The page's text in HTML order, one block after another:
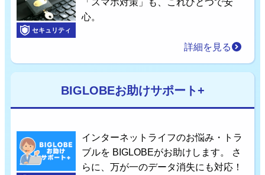
セキュリティ
「スマホ対策」も、これひとつで安
心。
詳細を見る
BIGLOBEお助けサポート+
インターネットライフのお悩み・トラ
ブルを BIGLOBEがお助けします。 さ
らに、万が一のデータ消失にも対応！